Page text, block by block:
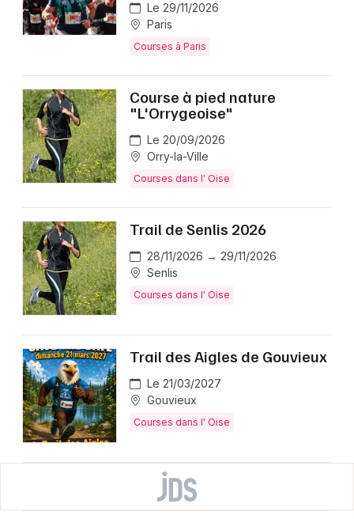
Le 29/11/2026
Paris
Courses à Paris
Course à pied nature
"L'Orrygeoise"
Le 20/09/2026
Orry-la-Ville
Courses dans l' Oise
Trail de Senlis 2026
28/11/2026 → 29/11/2026
Senlis
Courses dans l' Oise
Trail des Aigles de Gouvieux
Le 21/03/2027
Gouvieux
Courses dans l' Oise